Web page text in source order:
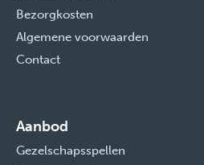
Bezorgkosten
Algemene voorwaarden
Contact
Aanbod
Gezelschapsspellen